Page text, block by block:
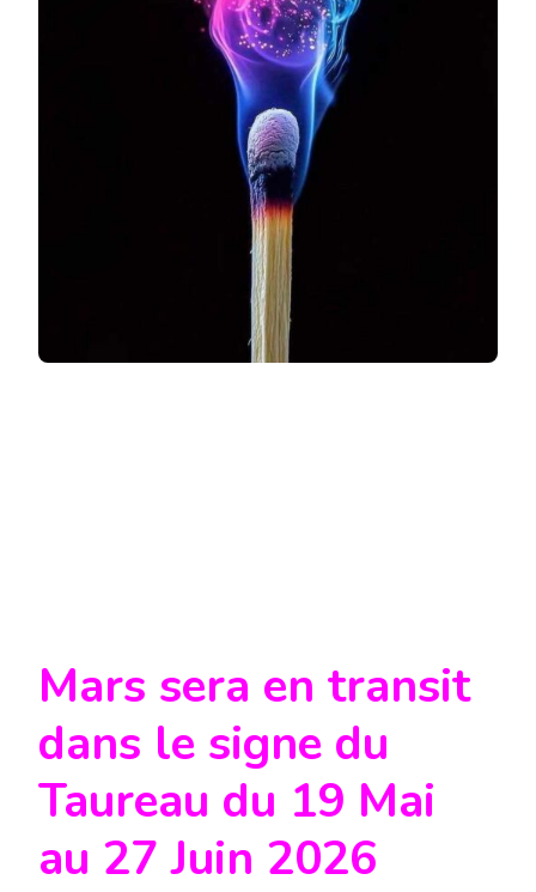
Mars sera en transit
dans le signe du
Taureau du 19 Mai
au 27 Juin 2026